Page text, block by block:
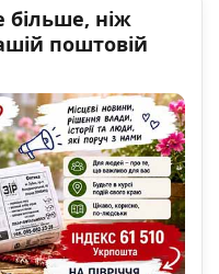
більше, ніж
поштовій